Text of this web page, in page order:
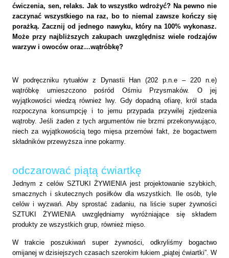
ćwiczenia, sen, relaks. Jak to wszystko wdrożyć? Na pewno nie
zaczynać wszystkiego na raz, bo to niemal zawsze kończy się
porażką. Zacznij od jednego nawyku, który na 100% wykonasz.
Może przy najbliższych zakupach uwzględnisz wiele rodzajów
warzyw i owoców oraz…wątróbkę?
W podręczniku rytuałów z Dynastii Han (202 p.n.e – 220 n.e)
wątróbkę umieszczono pośród OśmiuPrzysmaków. O jej
wyjątkowości wiedzą również lwy. Gdy dopadną ofiarę, król stada
rozpoczyna
konsumpcję i to jemu przypada przywilej zjedzenia
wątroby. Jeśli żaden z tych argumentów nie brzmi przekonywująco,
niech za wyjątkowością tego mięsa przemówi fakt, że bogactwem
składników przewyższa inne pokarmy.
odczarować piątą ćwiartkę
Jednym z celów SZTUKI ŻYWIENIA jest projektowanie szybkich,
smacznych i skutecznych posiłków dla wszystkich. Ile osób, tyle
celów i wyzwań. Aby sprostać zadaniu, na liście super żywności
SZTUKI ŻYWIENIA uwzględniamy wyróżniające się składem
produkty ze wszystkich grup, również mięso.
W trakcie poszukiwań super żywności, odkryliśmy bogactwo
omijanej w dzisiejszych czasach szerokim łukiem „piątej ćwiartki”. W